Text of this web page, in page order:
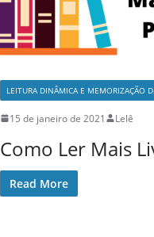
LEITURA DINÂMICA E MEMORIZAÇÃO
15 de janeiro de 2021 Lelê
Como Ler Mais
Read More